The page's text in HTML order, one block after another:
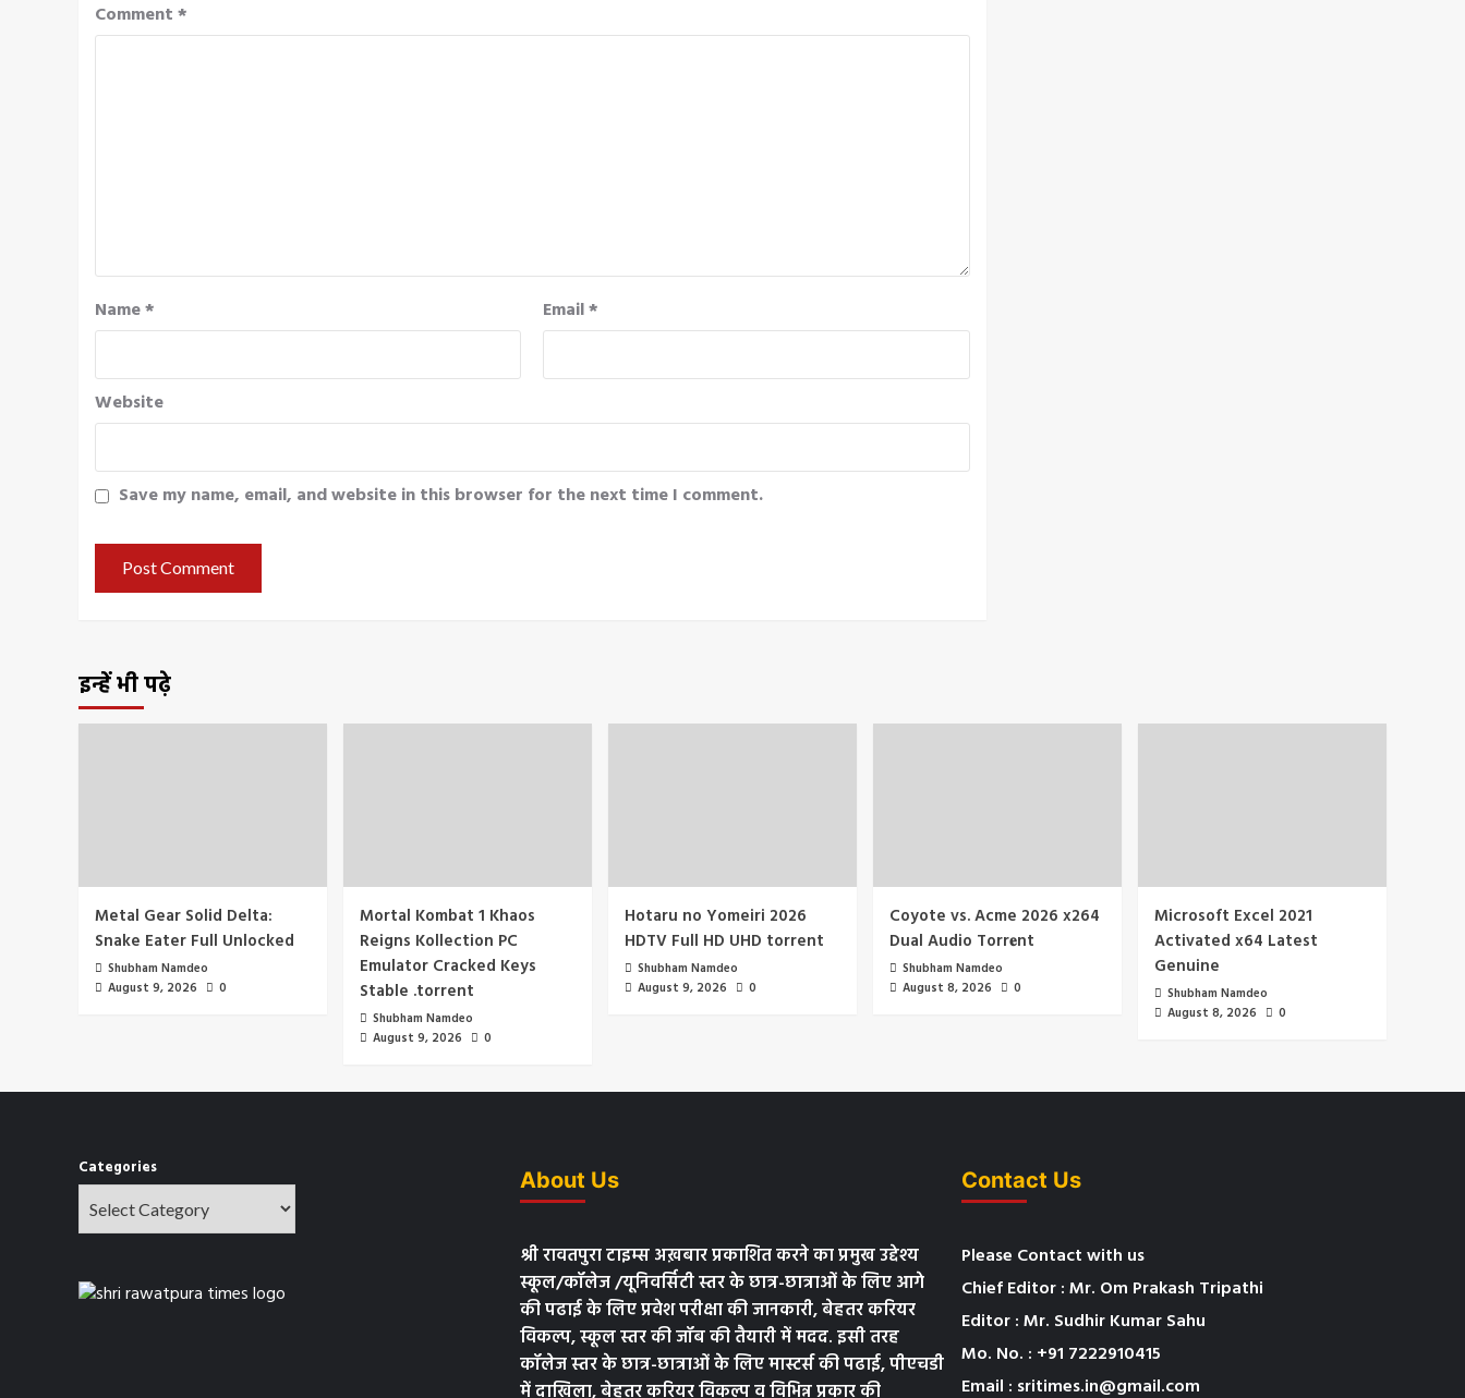
Comment*
Name* Email*
Website
Save my name, email, and website in this browser for the next time I comment.
इन्हें भी पढ़े
Metal Gear Solid Delta:
Snake Eater Full Unlocked
Shubham Namdeo
August 9, 2026
0
Mortal Kombat 1 Khaos
Reigns Kollection PC
Emulator Cracked Keys
Stable .torrent
Shubham Namdeo
August 9, 2026
0
Hotaru no Yomeiri 2026
HDTV Full HD UHD torrent
Shubham Namdeo
August 9, 2026
0
Coyote vs. Acme 2026 x264
Dual Audio Torr𝐞nt
Shubham Namdeo
August 8, 2026
0
Microsoft Excel 2021
Activated x64 Latest
Genuine
Shubham Namdeo
August 8, 2026
0
Categories About Us
श्री रावतपुरा टाइम्स अख़बार प्रकाशित करने का प्रमुख उद्देश्य
स्कूल/कॉलेज /यूनिवर्सिटी स्तर के छात्र-छात्राओं के लिए आगे
की पढाई के लिए प्रवेश परीक्षा की जानकारी, बेहतर करियर
विकल्प, स्कूल स्तर की जॉब की तैयारी में मदद. इसी तरह
कॉलेज स्तर के छात्र-छात्राओं के लिए मास्टर्स की पढाई, पीएचडी
में दाखिला, बेहतर करियर विकल्प व विभिन्न प्रकार की
Contact Us
Please Contact with us
Chief Editor : Mr. Om Prakash Tripathi
Editor : Mr. Sudhir Kumar Sahu
Mo. No. : +91 7222910415
Email : sritimes.in@gmail.com